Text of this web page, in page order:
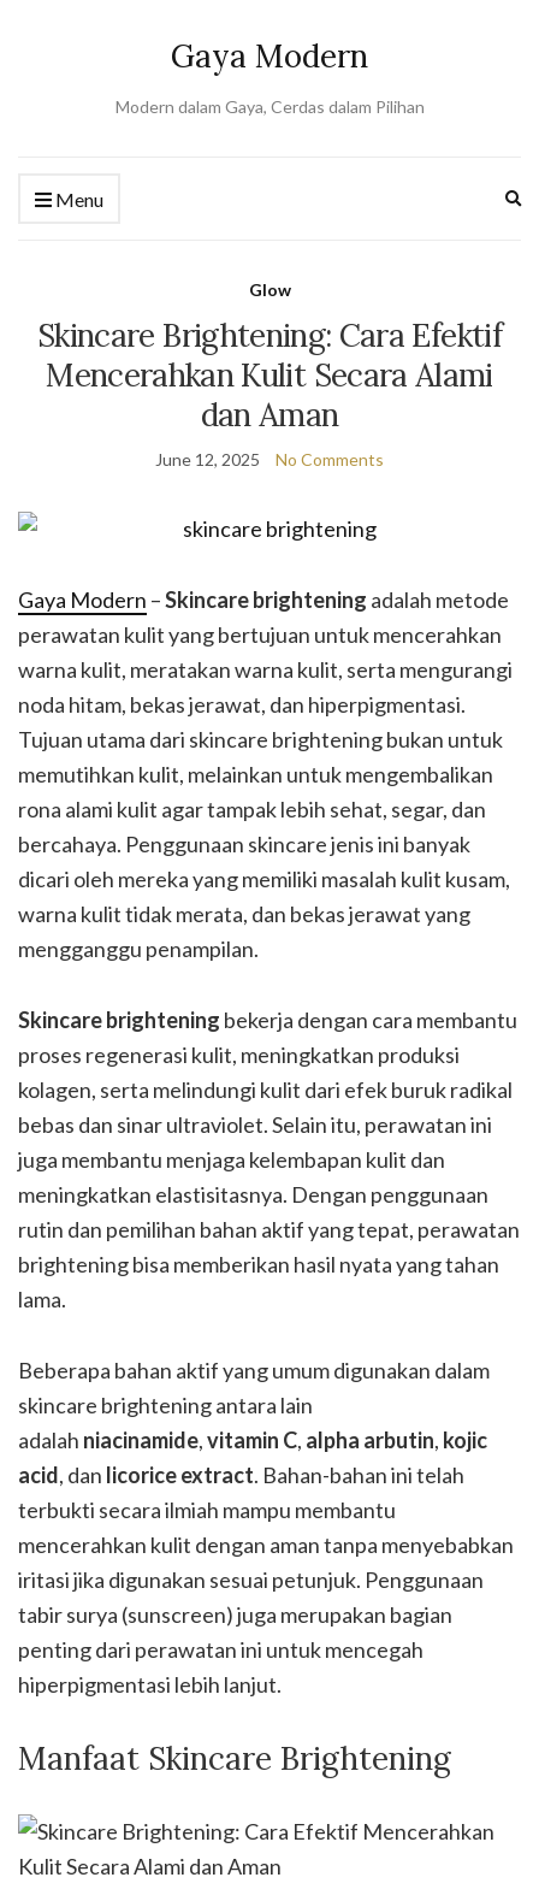
Gaya Modern
Modern dalam Gaya, Cerdas dalam Pilihan
Menu
Glow
Skincare Brightening: Cara Efektif
Mencerahkan Kulit Secara Alami
dan Aman
June 12, 2025 No Comments
Gaya Modern –Skincare brightening adalah metode
perawatan kulit yang bertujuan untuk mencerahkan
warna kulit, meratakan warna kulit, serta mengurangi
noda hitam, bekas jerawat, dan hiperpigmentasi.
Tujuan utama dari skincare brightening bukan untuk
memutihkan kulit, melainkan untuk mengembalikan
rona alami kulit agar tampak lebih sehat, segar, dan
bercahaya. Penggunaan skincare jenis ini banyak
dicari oleh mereka yang memiliki masalah kulit kusam,
warna kulit tidak merata, dan bekas jerawat yang
mengganggu penampilan.
Skincare brightening bekerja dengan cara membantu
proses regenerasi kulit, meningkatkan produksi
kolagen, serta melindungi kulit dari efek buruk radikal
bebas dan sinar ultraviolet. Selain itu, perawatan ini
juga membantu menjaga kelembapan kulit dan
meningkatkan elastisitasnya. Dengan penggunaan
rutin dan pemilihan bahan aktif yang tepat, perawatan
brightening bisa memberikan hasil nyata yang tahan
lama.
Beberapa bahan aktif yang umum digunakan dalam
skincare brightening antara lain
adalah niacinamide,vitamin C, alpha arbutin, kojic
acid, dan licorice extract. Bahan-bahan ini telah
terbukti secara ilmiah mampu membantu
mencerahkan kulit dengan aman tanpa menyebabkan
iritasi jika digunakan sesuai petunjuk. Penggunaan
tabir surya (sunscreen) juga merupakan bagian
penting dari perawatan ini untuk mencegah
hiperpigmentasi lebih lanjut.
Manfaat Skincare Brightening